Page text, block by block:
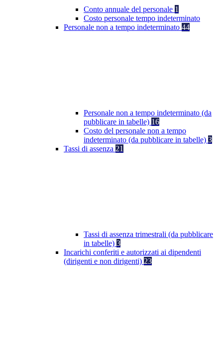
Conto annuale del personale 1
Costo personale tempo indeterminato
Personale non a tempo indeterminato 44
Personale non a tempo indeterminato (da
pubblicare in tabelle) 16
Costo del personale non a tempo
indeterminato (da pubblicare in tabelle) 3
Tassi di assenza 21
Tassi di assenza trimestrali (da pubblicare
in tabelle) 3
Incarichi conferiti e autorizzati ai dipendenti
(dirigenti e non dirigenti) 23